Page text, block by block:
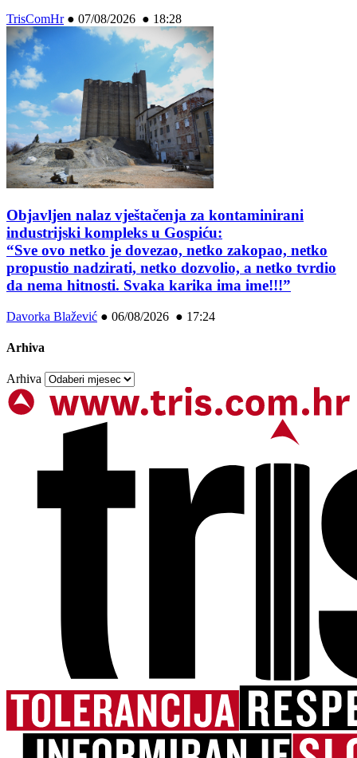
TrisComHr● 07/08/2026 ● 18:28
Objavljen nalaz vještačenja za kontaminirani
industrijski kompleks u Gospiću:
“Sve ovo netko je dovezao, netko zakopao, netko
propustio nadzirati, netko dozvolio, a netko tvrdio
da nema hitnosti. Svaka karika ima ime!!!”
Davorka Blažević ● 06/08/2026 ● 17:24
Arhiva
Arhiva